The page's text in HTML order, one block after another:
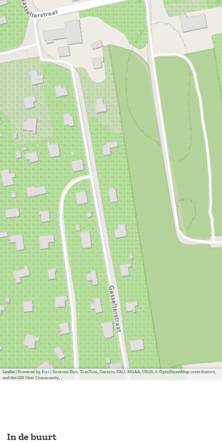
In de buurt
Leaflet | Powered by Esri | Sources: Esri, TomTom, Garmin, FAO, NOAA, USGS, © OpenStreetMap contributors,
and the GIS User Community, ,